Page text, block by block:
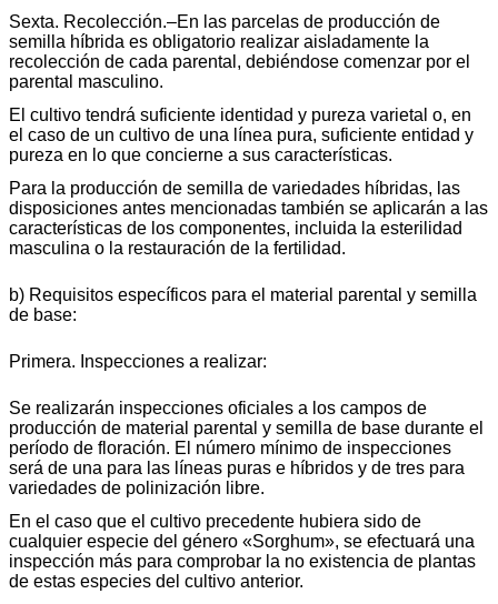
Sexta. Recolección.–En las parcelas de producción de
semilla híbrida es obligatorio realizar aisladamente la
recolección de cada parental, debiéndose comenzar por el
parental masculino.
El cultivo tendrá suficiente identidad y pureza varietal o, en
el caso de un cultivo de una línea pura, suficiente entidad y
pureza en lo que concierne a sus características.
Para la producción de semilla de variedades híbridas, las
disposiciones antes mencionadas también se aplicarán a las
características de los componentes, incluida la esterilidad
masculina o la restauración de la fertilidad.
b) Requisitos específicos para el material parental y semilla
de base:
Primera. Inspecciones a realizar:
Se realizarán inspecciones oficiales a los campos de
producción de material parental y semilla de base durante el
período de floración. El número mínimo de inspecciones
será de una para las líneas puras e híbridos y de tres para
variedades de polinización libre.
En el caso que el cultivo precedente hubiera sido de
cualquier especie del género «Sorghum», se efectuará una
inspección más para comprobar la no existencia de plantas
de estas especies del cultivo anterior.